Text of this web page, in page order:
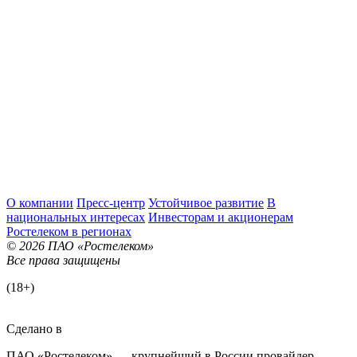
О компании Пресс-центр Устойчивое развитие В
национальных интересах Инвесторам и акционерам
Ростелеком в регионах
© 2026 ПАО «Ростелеком»
Все права защищены
(18+)
Сделано в